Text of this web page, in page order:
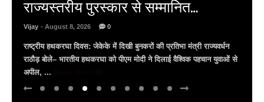
और जगमंदिर का करेंगे भ्रमण
Vijay - August 7, 2026 0
भारत की BRICS अध्यक्षता के तहत उदयपुर में उच्चस्तरीय सम्मेलन ताज फतेह
प्रकाश पैलेस में प्रतिस्पर्धा प्राधिकरणों के प्रमुखों की बैठक इंडोनेशिया, दक्षिण
अफ्रीका और ...